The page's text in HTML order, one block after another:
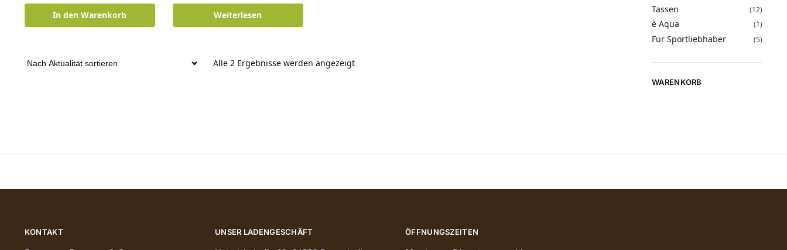
In den Warenkorb Weiterlesen
Alle 2 Ergebnisse werden angezeigt
Tassen (12)
è Aqua (1)
Für Sportliebhaber (5)
WARENKORB
KONTAKT UNSER LADENGESCHÄFT ÖFFNUNGSZEITEN